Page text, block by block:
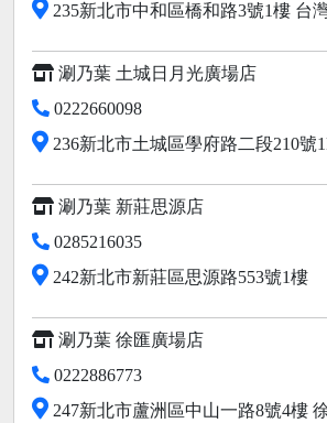
235新北市中和區橋和路3號1樓 台
涮乃葉 土城日月光廣場店
0222660098
236新北市土城區學府路二段210號
涮乃葉 新莊思源店
0285216035
242新北市新莊區思源路553號1樓
涮乃葉 徐匯廣場店
0222886773
247新北市蘆洲區中山一路8號4樓